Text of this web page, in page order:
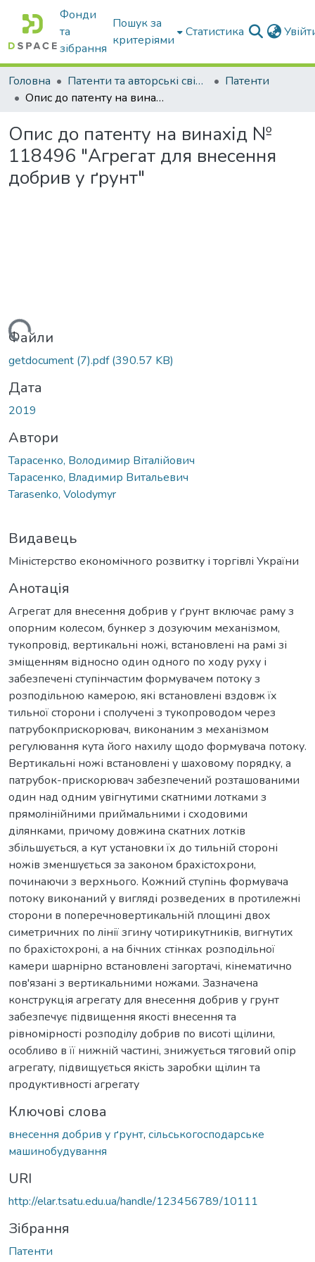
Фонди
та
зібрання
Пошук за
критеріями
Статистика
Головна Патенти та авторські свідоцтва
Патенти
Опис до патенту на винахід № 118496 "Агрегат для внесення добрив у ґрунт"
Опис до патенту на винахід №
118496 "Агрегат для внесення
добрив у ґрунт"
Файли
getdocument (7).pdf(390.57 KB)
Дата
2019
Автори
Тарасенко, Володимир Віталійович
Тарасенко, Владимир Витальевич
Tarasenko, Volodymyr
Видавець
Міністерство економічного розвитку і торгівлі України
Анотація
Агрегат для внесення добрив у ґрунт включає раму з
опорним колесом, бункер з дозуючим механізмом,
тукопровід, вертикальні ножі, встановлені на рамі зі
зміщенням відносно один одного по ходу руху і
забезпечені ступінчастим формувачем потоку з
розподільною камерою, які встановлені вздовж їх
тильної сторони і сполучені з тукопроводом через
патрубокприскорювач, виконаним з механізмом
регулювання кута його нахилу щодо формувача потоку.
Вертикальні ножі встановлені у шаховому порядку, а
патрубок-прискорювач забезпечений розташованими
один над одним увігнутими скатними лотками з
прямолінійними приймальними і сходовими
ділянками, причому довжина скатних лотків
збільшується, а кут установки їх до тильній стороні
ножів зменшується за законом брахістохрони,
починаючи з верхнього. Кожний ступінь формувача
потоку виконаний у вигляді розведених в протилежні
сторони в поперечновертикальній площині двох
симетричних по лінії згину чотирикутників, вигнутих
по брахістохроні, а на бічних стінках розподільної
камери шарнірно встановлені загортачі, кінематично
пов'язані з вертикальними ножами. Зазначена
конструкція агрегату для внесення добрив у грунт
забезпечує підвищення якості внесення та
рівномірності розподілу добрив по висоті щілини,
особливо в її нижній частині, знижується тяговий опір
агрегату, підвищується якість заробки щілин та
продуктивності агрегату
Ключові слова
внесення добрив у ґрунт, сільськогосподарське
машинобудування
URI
http://elar.tsatu.edu.ua/handle/123456789/10111
Зібрання
Патенти